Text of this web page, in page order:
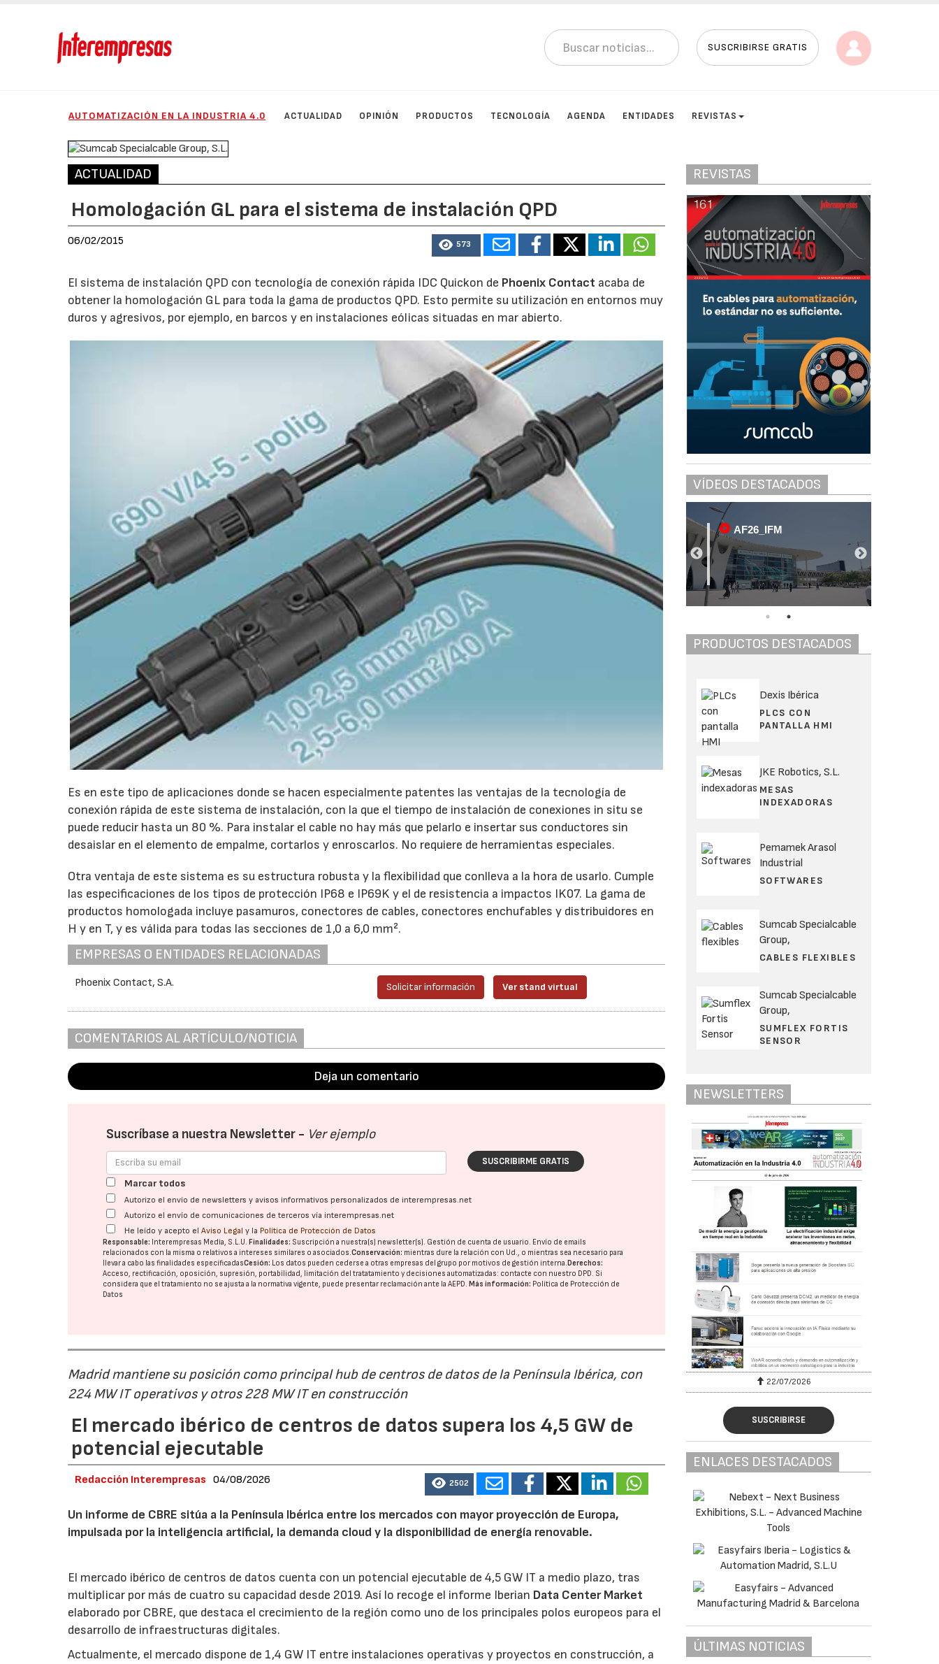
SUSCRIBIRSE GRATIS
AUTOMATIZACIÓN EN LA INDUSTRIA 4.0 ACTUALIDAD OPINIÓN PRODUCTOS TECNOLOGÍA AGENDA ENTIDADES REVISTAS
ACTUALIDAD
Homologación GL para el sistema de instalación QPD
06/02/2015 573
El sistema de instalación QPD con tecnología de conexión rápida IDC Quickon de Phoenix Contact acaba de
obtener la homologación GL para toda la gama de productos QPD. Esto permite su utilización en entornos muy
duros y agresivos, por ejemplo, en barcos y en instalaciones eólicas situadas en mar abierto.
Es en este tipo de aplicaciones donde se hacen especialmente patentes las ventajas de la tecnología de
conexión rápida de este sistema de instalación, con la que el tiempo de instalación de conexiones in situ se
puede reducir hasta un 80 %. Para instalar el cable no hay más que pelarlo e insertar sus conductores sin
desaislar en el elemento de empalme, cortarlos y enroscarlos. No requiere de herramientas especiales.
Otra ventaja de este sistema es su estructura robusta y la flexibilidad que conlleva a la hora de usarlo. Cumple
las especificaciones de los tipos de protección IP68 e IP69K y el de resistencia a impactos IK07. La gama de
productos homologada incluye pasamuros, conectores de cables, conectores enchufables y distribuidores en
H y en T, y es válida para todas las secciones de 1,0 a 6,0 mm².
EMPRESAS O ENTIDADES RELACIONADAS
Phoenix Contact, S.A. Solicitar información Ver stand virtual
COMENTARIOS AL ARTÍCULO/NOTICIA
Deja un comentario
Suscríbase a nuestra Newsletter - Ver ejemplo
SUSCRIBIRME GRATIS
Marcar todos
Autorizo el envío de newsletters y avisos informativos personalizados de interempresas.net
Autorizo el envío de comunicaciones de terceros vía interempresas.net
He leído y acepto elAviso Legal y la Política de Protección de Datos
Responsable: Interempresas Media, S.L.U.Finalidades: Suscripción a nuestra(s) newsletter(s). Gestión de cuenta de usuario. Envío de emails
relacionados con la misma o relativos a intereses similares o asociados.Conservación: mientras dure la relación con Ud., o mientras sea necesario para
llevar a cabo las finalidades especificadasCesión: Los datos pueden cederse a otras empresas del grupo por motivos de gestión interna.Derechos:
Acceso, rectificación, oposición, supresión, portabilidad, limitación del tratatamiento y decisiones automatizadas: contacte con nuestro DPD. Si
considera que el tratamiento no se ajusta a la normativa vigente, puede presentar reclamación ante laAEPD.Más información: Política de Protección de
Datos
Madrid mantiene su posición como principal hub de centros de datos de la Península Ibérica, con
224 MW IT operativos y otros 228 MW IT en construcción
El mercado ibérico de centros de datos supera los 4,5 GW de
potencial ejecutable
Redacción Interempresas 04/08/2026 2502
Un informe de CBRE sitúa a la Península Ibérica entre los mercados con mayor proyección de Europa,
impulsada por la inteligencia artificial, la demanda cloud y la disponibilidad de energía renovable.
El mercado ibérico de centros de datos cuenta con un potencial ejecutable de 4,5 GW IT a medio plazo, tras
multiplicar por más de cuatro su capacidad desde 2019. Así lo recoge el informe Iberian Data Center Market
elaborado por CBRE, que destaca el crecimiento de la región como uno de los principales polos europeos para el
desarrollo de infraestructuras digitales.
Actualmente, el mercado dispone de 1,4 GW IT entre instalaciones operativas y proyectos en construcción, a
REVISTAS
VÍDEOS DESTACADOS
AF26_IFM AF26_IFM AF26_IFM
PRODUCTOS DESTACADOS
Dexis Ibérica
PLCS CON
PANTALLA HMI
JKE Robotics, S.L.
MESAS
INDEXADORAS
Pemamek Arasol
Industrial
SOFTWARES
Sumcab Specialcable
Group,
CABLES FLEXIBLES
Sumcab Specialcable
Group,
SUMFLEX FORTIS
SENSOR
NEWSLETTERS
22/07/2026 29/07/2026 22/07/2026
SUSCRIBIRSE
ENLACES DESTACADOS
ÚLTIMAS NOTICIAS